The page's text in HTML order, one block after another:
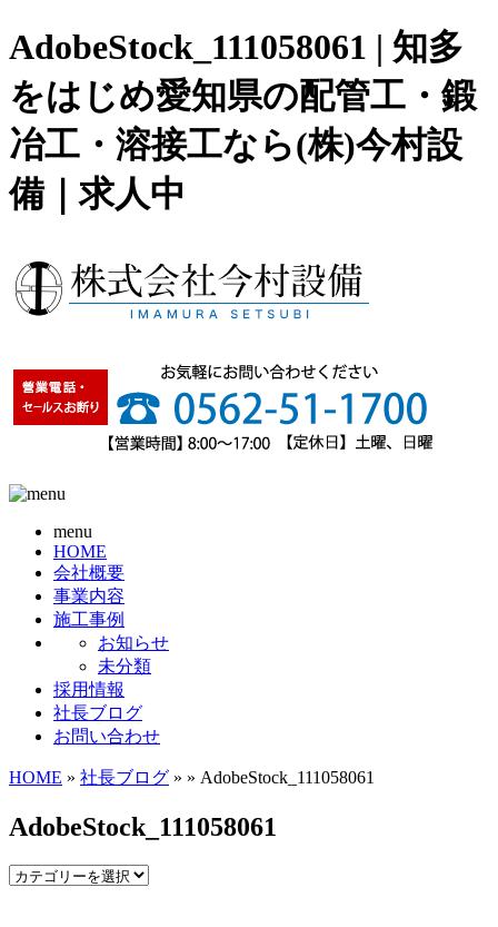
AdobeStock_111058061 | 知多
をはじめ愛知県の配管工・鍛
冶工・溶接工なら(株)今村設
備｜求人中
menu
HOME
会社概要
事業内容
施工事例
お知らせ
未分類
採用情報
社長ブログ
お問い合わせ
HOME » 社長ブログ » » AdobeStock_111058061
AdobeStock_111058061